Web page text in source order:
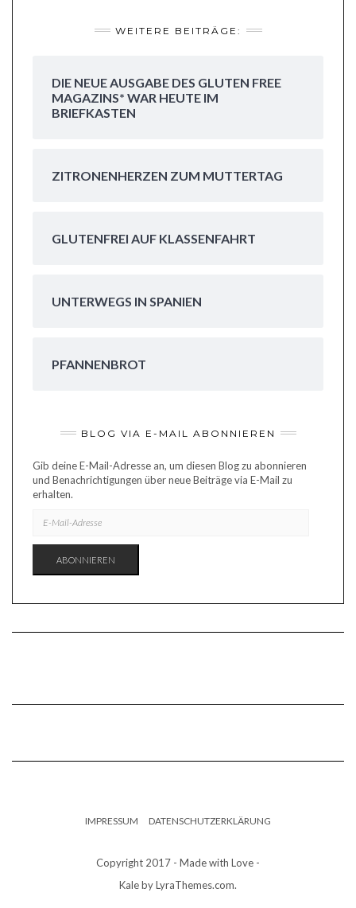
WEITERE BEITRÄGE:
DIE NEUE AUSGABE DES GLUTEN FREE
MAGAZINS* WAR HEUTE IM
BRIEFKASTEN
ZITRONENHERZEN ZUM MUTTERTAG
GLUTENFREI AUF KLASSENFAHRT
UNTERWEGS IN SPANIEN
PFANNENBROT
BLOG VIA E-MAIL ABONNIEREN
Gib deine E-Mail-Adresse an, um diesen Blog zu abonnieren
und Benachrichtigungen über neue Beiträge via E-Mail zu
erhalten.
MAIL-
ABONNIEREN
IMPRESSUM DATENSCHUTZERKLÄRUNG
Copyright 2017 - Made with Love -
Kaleby LyraThemes.com.